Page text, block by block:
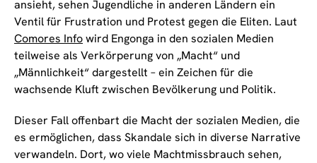
ansieht, sehen Jugendliche in anderen Ländern ein
Ventil für Frustration und Protest gegen die Eliten. Laut
Comores Infowird Engonga in den sozialen Medien
teilweise als Verkörperung von „Macht“ und
„Männlichkeit“ dargestellt – ein Zeichen für die
wachsende Kluft zwischen Bevölkerung und Politik.
Dieser Fall offenbart die Macht der sozialen Medien, die
es ermöglichen, dass Skandale sich in diverse Narrative
verwandeln. Dort, wo viele Machtmissbrauch sehen,